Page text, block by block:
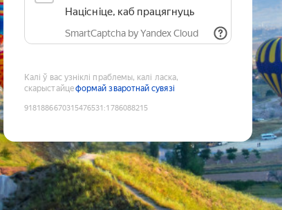
Націсніце, каб працягнуць
SmartCaptcha by Yandex Cloud
Калі ў вас узніклі праблемы, калі ласка,
скарыстайцеформай зваротнай сувязі
9181886670315476531 :1786088215